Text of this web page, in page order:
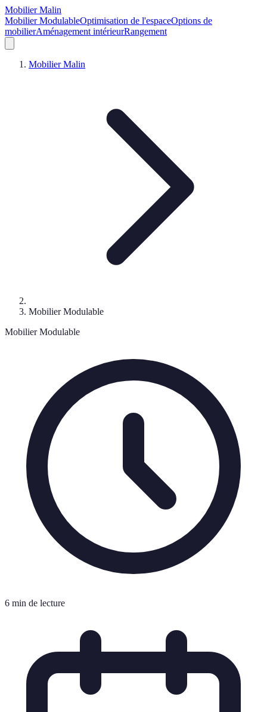
Mobilier Malin
Mobilier ModulableOptimisation de l'espaceOptions de
mobilierAménagement intérieurRangement
Mobilier Malin
Mobilier Modulable
Mobilier Modulable
6 min de lecture